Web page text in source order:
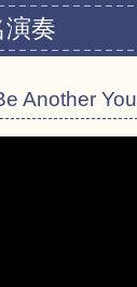
奏
Another You